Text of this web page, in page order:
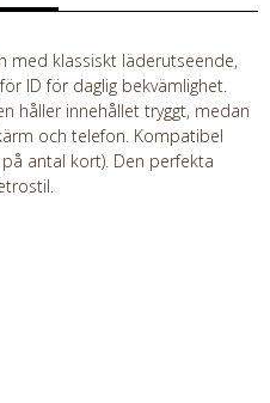
med klassiskt läderutseende,
ID för daglig bekvämlighet.
håller innehållet tryggt, medan
och telefon. Kompatibel
antal kort). Den perfekta